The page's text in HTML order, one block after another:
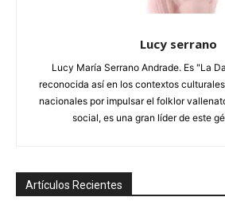
Lucy serrano
Lucy María Serrano Andrade. Es "La
reconocida así en los contextos
nacionales por impulsar el folklor
social, es una gran líder de este
Artículos Recientes